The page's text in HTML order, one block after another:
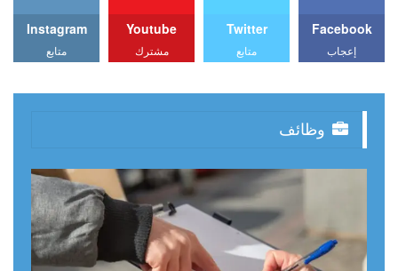
Facebook
إعجاب
Twitter
متابع
Youtube
مشترك
Instagram
متابع
وظائف